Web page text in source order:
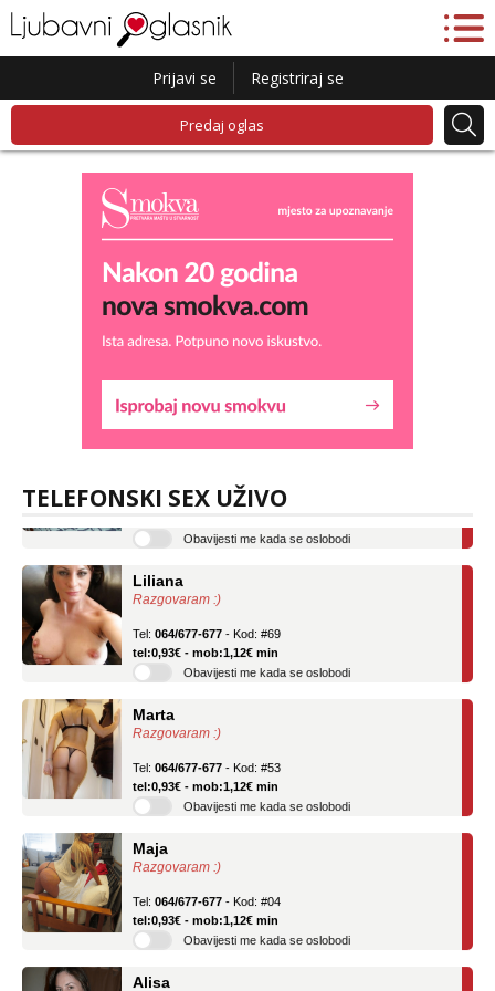
Prijavi se Registriraj se
Predaj oglas
TELEFONSKI SEX UŽIVO
Lucija
Razgovaram :)
tel:0,93€ - mob:1,12€ min
Razgovaram :)
tel:0,93€ - mob:1,12€ min
Obavijesti me kada se oslobodi
Razgovaram :)
tel:0,93€ - mob:1,12€ min
Obavijesti me kada se oslobodi
Razgovaram :)
tel:0,93€ - mob:1,12€ min
Obavijesti me kada se oslobodi
Razgovaram :)